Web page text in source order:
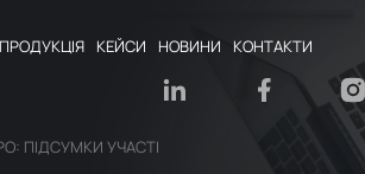
ПРОДУКЦІЯ КЕЙСИ НОВИНИ
КОНТАКТИ
ПІДСУМКИ УЧАСТІ